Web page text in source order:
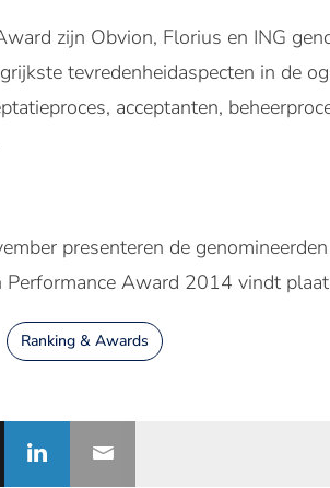
zijn Obvion, Florius en ING
tevredenheidaspecten in de
acceptanten,
presenteren de
Performance Award 2014 vindt
Ranking & Awards